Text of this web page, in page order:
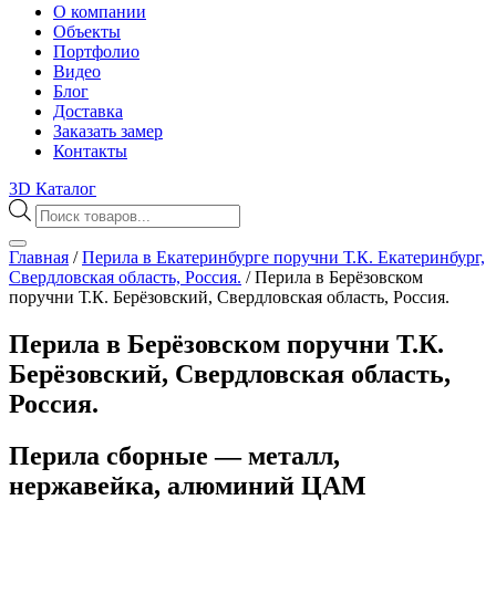
О компании
Объекты
Портфолио
Видео
Блог
Доставка
Заказать замер
Контакты
3D Каталог
Поиск
товаров
Главная /Перила в Екатеринбурге поручни Т.К. Екатеринбург,
Свердловская область, Россия. /Перила в Берёзовском
поручни Т.К. Берёзовский, Свердловская область, Россия.
Перила в Берёзовском поручни Т.К.
Берёзовский, Свердловская область,
Россия.
Перила сборные — металл,
нержавейка, алюминий ЦАМ